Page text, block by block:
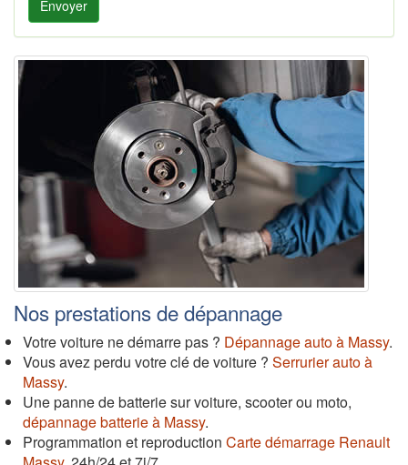
Envoyer
Nos prestations de dépannage
Votre voiture ne démarre pas ? Dépannage auto à Massy.
Vous avez perdu votre clé de voiture ? Serrurier auto à
Massy.
Une panne de batterie sur voiture, scooter ou moto,
dépannage batterie à Massy.
Programmation et reproduction Carte démarrage Renault